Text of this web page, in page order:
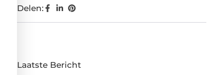
Delen:
Laatste Bericht